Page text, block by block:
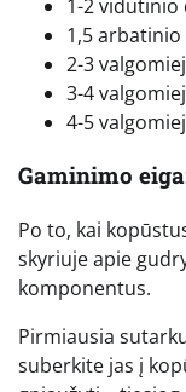
1-2 vidutinio
1,5
2-3
3-4
4-5
Gaminimo
Po to, kai
skyriuje apie
komponentus.
Pirmiausia
suberkite jas į